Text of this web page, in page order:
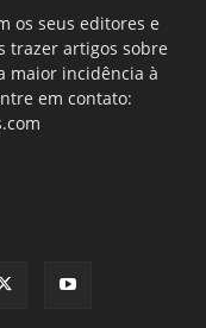
os seus editores e
trazer artigos sobre
maior incidência à
em contato: